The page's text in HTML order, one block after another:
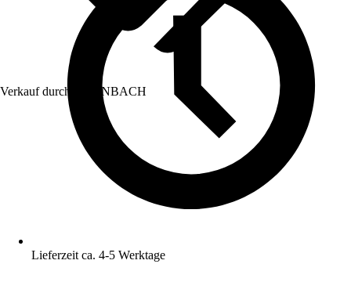
Verkauf durch: HORNBACH
Lieferzeit ca. 4-5 Werktage